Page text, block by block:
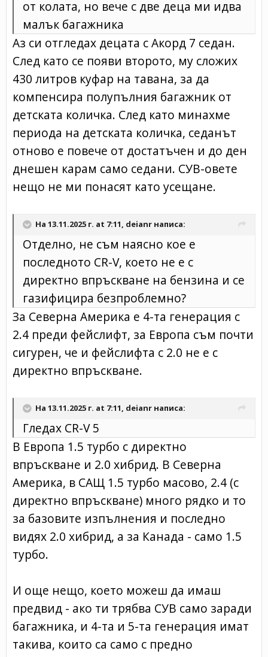
от колата, но вече с две деца ми идва
малък багажника
Аз си отгледах децата с Акорд 7 седан.
След като се появи второто, му сложих
430 литров куфар на тавана, за да
компенсира полупълния багажник от
детската количка. След като минахме
периода на детската количка, седанът
отново е повече от достатъчен и до ден
днешен карам само седани. СУВ-овете
нещо не ми понасят като усещане.
На 13.11.2025 г. at 7:11, deianr написа:
Отделно, не съм наясно кое е
последното CR-V, което не е с
директно впръскване на бензина и се
газифицира безпроблемно?
За Северна Америка е 4-та генерация с
2.4 преди фейслифт, за Европа съм почти
сигурен, че и фейслифта с 2.0 не е с
директно впръскване.
На 13.11.2025 г. at 7:11, deianr написа:
Гледах CR-V 5
В Европа 1.5 турбо с директно
впръскване и 2.0 хибрид. В Северна
Америка, в САЩ 1.5 турбо масово, 2.4 (с
директно впръскване) много рядко и то
за базовите изпълнения и последно
видях 2.0 хибрид, а за Канада - само 1.5
турбо.
И още нещо, което можеш да имаш
предвид - ако ти трябва СУВ само заради
багажника, и 4-та и 5-та генерация имат
такива, които са само с предно